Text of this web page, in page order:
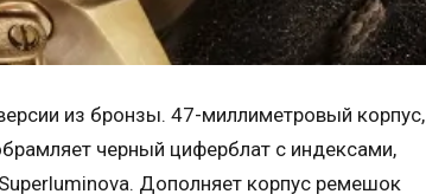
из бронзы. 47-миллиметровый корпус,
черный циферблат с индексами,
Дополняет корпус ремешок